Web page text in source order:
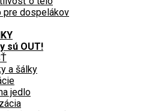
pre dospelákov
sú OUT!
a šálky
jedlo